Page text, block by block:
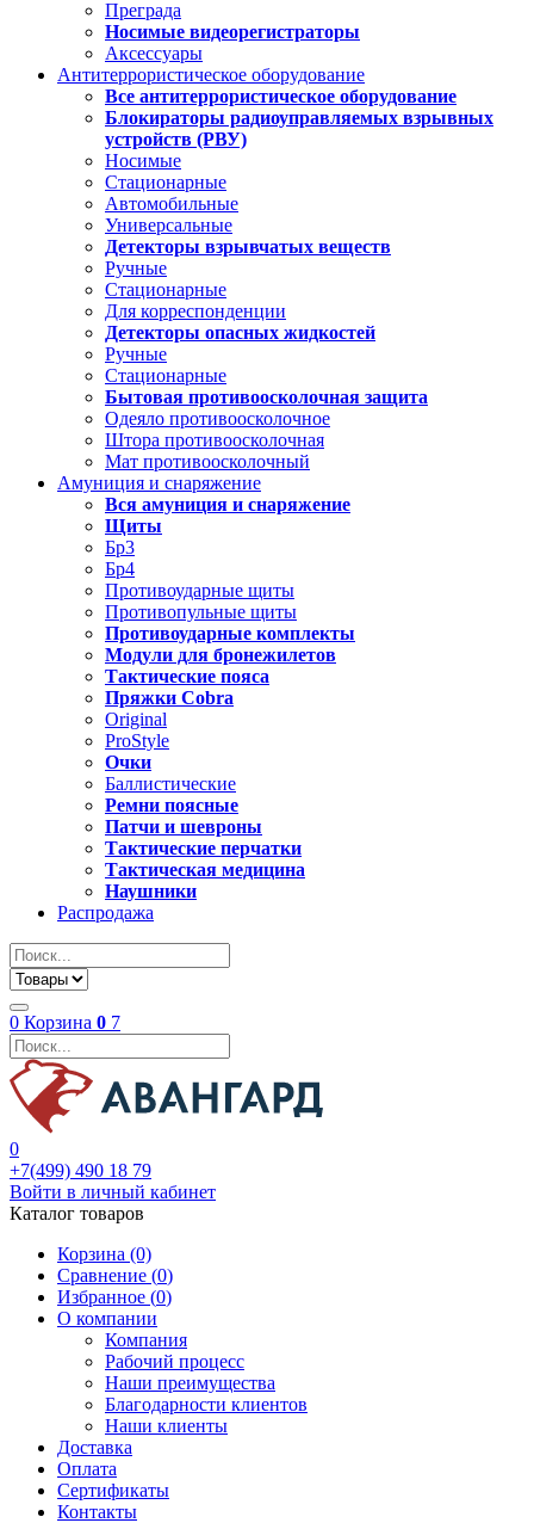
Преграда
Носимые видеорегистраторы
Аксессуары
Антитеррористическое оборудование
Все антитеррористическое оборудование
Блокираторы радиоуправляемых взрывных
устройств (РВУ)
Носимые
Стационарные
Автомобильные
Универсальные
Детекторы взрывчатых веществ
Ручные
Стационарные
Для корреспонденции
Детекторы опасных жидкостей
Ручные
Стационарные
Бытовая противоосколочная защита
Одеяло противоосколочное
Штора противоосколочная
Мат противоосколочный
Амуниция и снаряжение
Вся амуниция и снаряжение
Щиты
Бр3
Бр4
Противоударные щиты
Противопульные щиты
Противоударные комплекты
Модули для бронежилетов
Тактические пояса
Пряжки Cobra
Original
ProStyle
Очки
Баллистические
Ремни поясные
Патчи и шевроны
Тактические перчатки
Тактическая медицина
Наушники
Распродажа
0 Корзина 0 7
0
+7(499) 490 18 79
Войти в личный кабинет
Каталог товаров
Корзина (0)
Сравнение (0)
Избранное (0)
О компании
Компания
Рабочий процесс
Наши преимущества
Благодарности клиентов
Наши клиенты
Доставка
Оплата
Сертификаты
Контакты